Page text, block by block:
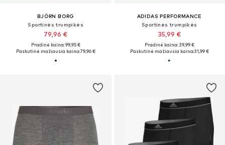
BJÖRN BORG
Sportinės trumpikės
79,96 €
Pradinė kaina: 99,95 €
Paskutinė mažiausia kaina:79,96 €
ADIDAS PERFORMANCE
Sportinės trumpikės
35,99 €
Pradinė kaina: 39,99 €
Paskutinė mažiausia kaina:31,99 €